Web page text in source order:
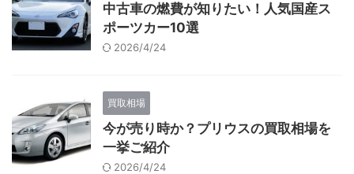
中古車の燃費が知りたい！人気国産ス
ポーツカー10選
2026/4/24
買取相場
今が売り時か？プリウスの買取相場を
一挙ご紹介
2026/4/24